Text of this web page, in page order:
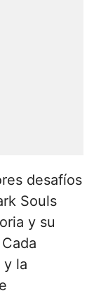
desafíos
Souls
y su
y la